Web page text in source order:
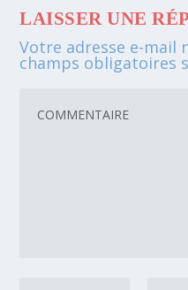
LAISSER UNE
Votre adresse e-mail
champs obligatoires